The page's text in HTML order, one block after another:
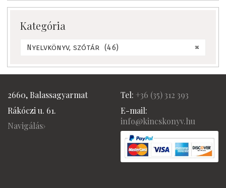
Kategória
×
Nyelvkönyv, szótár (46)
2660, Balassagyarmat
Rákóczi u. 61.
Navigálás›
Tel: +36 (35) 312 393
E-mail:
info@kincskonyv.hu